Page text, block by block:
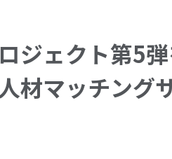
ジェクト第5
材マッチング